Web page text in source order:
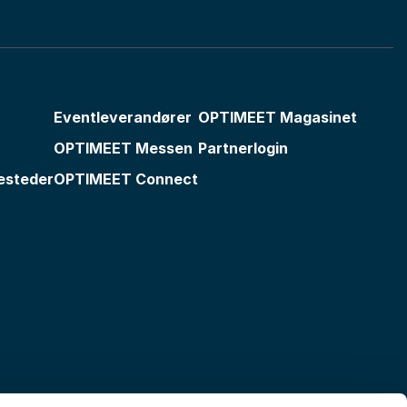
Eventleverandører
OPTIMEET Messen
OPTIMEET Connect
OPTIMEET Magasinet
Partnerlogin